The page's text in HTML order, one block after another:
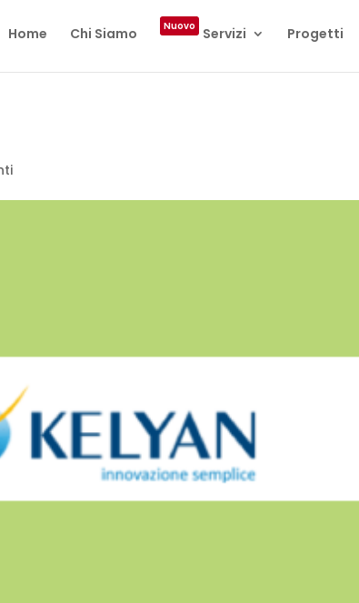
Home Chi Siamo Nuovo Servizi Progetti